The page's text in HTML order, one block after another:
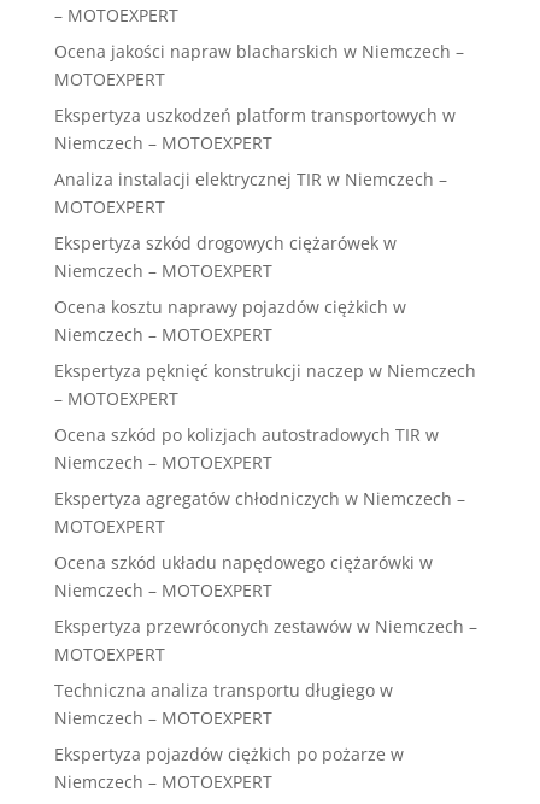
– MOTOEXPERT
Ocena jakości napraw blacharskich w Niemczech –
MOTOEXPERT
Ekspertyza uszkodzeń platform transportowych w
Niemczech – MOTOEXPERT
Analiza instalacji elektrycznej TIR w Niemczech –
MOTOEXPERT
Ekspertyza szkód drogowych ciężarówek w
Niemczech – MOTOEXPERT
Ocena kosztu naprawy pojazdów ciężkich w
Niemczech – MOTOEXPERT
Ekspertyza pęknięć konstrukcji naczep w Niemczech
– MOTOEXPERT
Ocena szkód po kolizjach autostradowych TIR w
Niemczech – MOTOEXPERT
Ekspertyza agregatów chłodniczych w Niemczech –
MOTOEXPERT
Ocena szkód układu napędowego ciężarówki w
Niemczech – MOTOEXPERT
Ekspertyza przewróconych zestawów w Niemczech –
MOTOEXPERT
Techniczna analiza transportu długiego w
Niemczech – MOTOEXPERT
Ekspertyza pojazdów ciężkich po pożarze w
Niemczech – MOTOEXPERT